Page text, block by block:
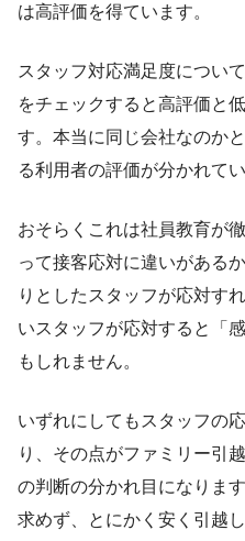
は高評価を得ています。
スタッフ対応満足度につい
をチェックすると高評価と
す。本当に同じ会社なのか
る利用者の評価が分かれてい
おそらくこれは社員教育が
って接客応対に違いがある
りとしたスタッフが応対す
いスタッフが応対すると「
もしれません。
いずれにしてもスタッフの
り、その点がファミリー引
の判断の分かれ目になりま
求めず、とにかく安く引越